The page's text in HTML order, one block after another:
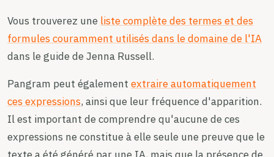
Vous trouverez une liste complète des termes et des
formules couramment utilisés dans le domaine de l'IA
dans le guide de Jenna Russell.
Pangram peut également extraire automatiquement
ces expressions, ainsi que leur fréquence d'apparition.
Il est important de comprendre qu'aucune de ces
expressions ne constitue à elle seule une preuve que le